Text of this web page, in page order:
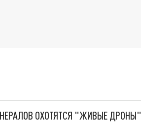
ОХОТЯТСЯ "ЖИВЫЕ ДРОНЫ"